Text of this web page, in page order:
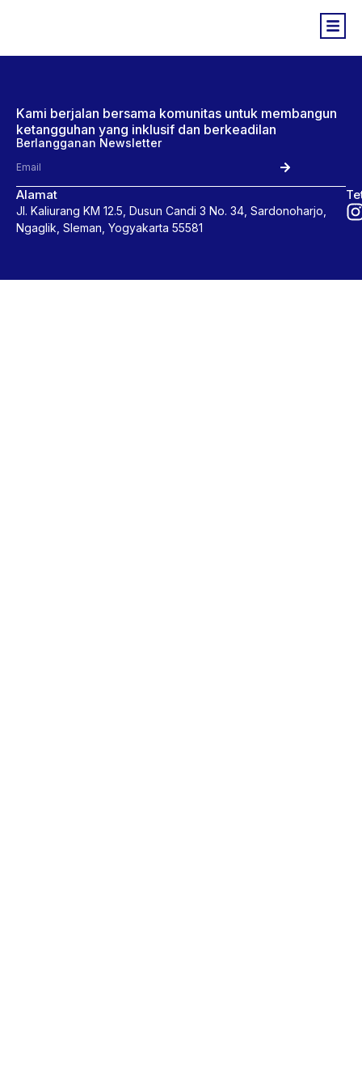
Kami berjalan bersama komunitas untuk membangun
ketangguhan yang inklusif dan berkeadilan
Berlangganan Newsletter
Alamat
Jl. Kaliurang KM 12.5, Dusun Candi 3 No. 34, Sardonoharjo,
Ngaglik, Sleman, Yogyakarta 55581